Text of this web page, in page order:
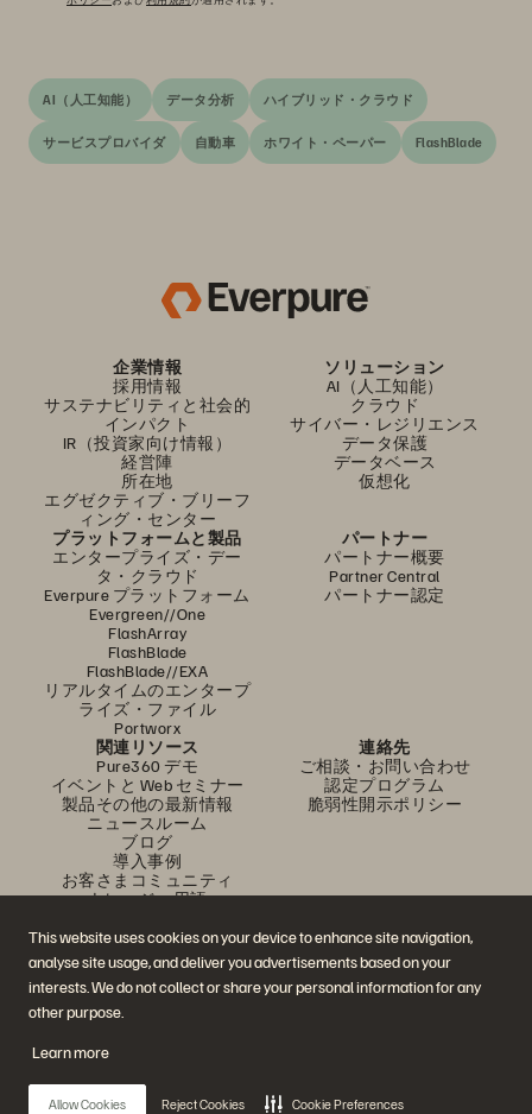
This website uses cookies on your device to enhance site navigation,
analyse site usage, and deliver you advertisements based on your
interests. We do not collect or share your personal information for any
other purpose.
Learn more
Allow Cookies Reject Cookies Cookie Preferences
AI（人工知能） データ分析 ハイブリッド・クラウド
サービスプロバイダ 自動車 ホワイト・ペーパー FlashBlade
企業情報
採用情報
サステナビリティと社会的
インパクト
IR（投資家向け情報）
経営陣
所在地
エグゼクティブ・ブリーフ
ィング・センター
ソリューション
AI（人工知能）
クラウド
サイバー・レジリエンス
データ保護
データベース
仮想化
プラットフォームと製品
エンタープライズ・デー
タ・クラウド
Everpure プラットフォーム
Evergreen//One
FlashArray
FlashBlade
FlashBlade//EXA
リアルタイムのエンタープ
ライズ・ファイル
Portworx
パートナー
パートナー概要
Partner Central
パートナー認定
関連リソース
Pure360 デモ
イベントと Web セミナー
製品その他の最新情報
ニュースルーム
ブログ
導入事例
お客さまコミュニティ
ナレッジ・用語
連絡先
ご相談・お問い合わせ
認定プログラム
脆弱性開示ポリシー
公式 SNS
是非フォローをお願いします！
© 2026 Everpure, Inc. 無断転用は禁止されています。